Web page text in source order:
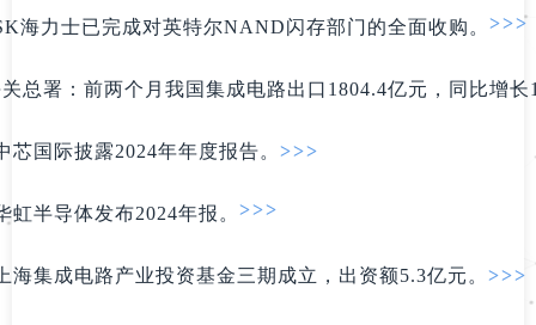
海力士已完成对英特尔NAND闪存部门的全面收购。 >>>
总署： 前两个月 我国集成电路出口1804.4亿元，同比增长
芯国际披露2024年年度报告。 >>>
虹半导体发布2024年报。 >>>
海集成电路产业投资基金三期成立，出资额5.3亿元。 >>>